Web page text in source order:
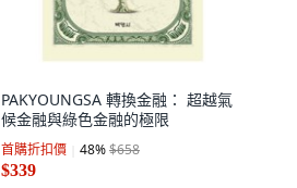
PAKYOUNGSA 轉換金融： 超越氣
候金融與綠色金融的極限
首購折扣價 48%$658
$339